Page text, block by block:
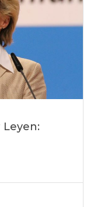
Leyen: